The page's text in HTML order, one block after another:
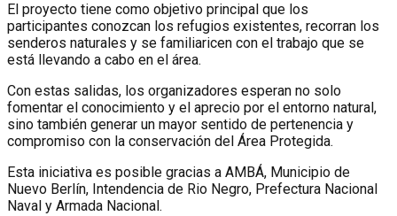
El proyecto tiene como objetivo principal que los
participantes conozcan los refugios existentes, recorran los
senderos naturales y se familiaricen con el trabajo que se
está llevando a cabo en el área.
Con estas salidas, los organizadores esperan no solo
fomentar el conocimiento y el aprecio por el entorno natural,
sino también generar un mayor sentido de pertenencia y
compromiso con la conservación del Área Protegida.
Esta iniciativa es posible gracias a AMBÁ, Municipio de
Nuevo Berlín, Intendencia de Rio Negro, Prefectura Nacional
Naval y Armada Nacional.